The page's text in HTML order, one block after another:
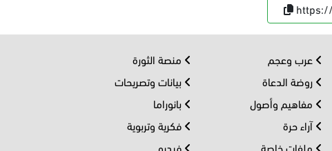
عرب وعجم
روضة الدعاة
مفاهيم وأصول
آراء حرة
ملفات خاصة
منصة الثورة
بيانات وتصريحات
بانوراما
فكرية وتربوية
فيديو